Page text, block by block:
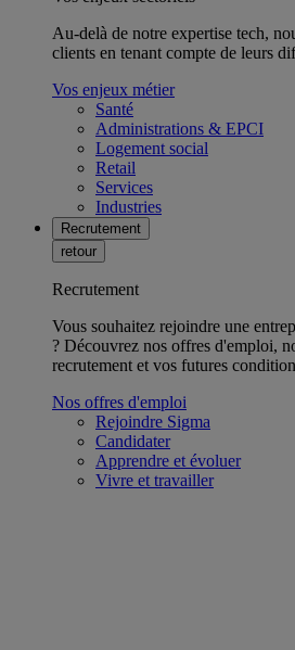
Au-delà de notre expertise tech,
clients en tenant compte de leurs
Vos enjeux métier
Santé
Administrations & EPCI
Logement social
Retail
Services
Industries
Recrutement
retour
Recrutement
Vous souhaitez rejoindre une
? Découvrez nos offres d'emploi,
recrutement et vos futures
Nos offres d'emploi
Rejoindre Sigma
Candidater
Apprendre et évoluer
Vivre et travailler